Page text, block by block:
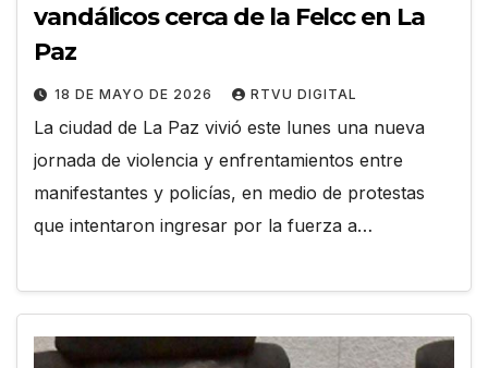
vandálicos cerca de la Felcc en La
Paz
18 DE MAYO DE 2026 RTVU DIGITAL
La ciudad de La Paz vivió este lunes una nueva
jornada de violencia y enfrentamientos entre
manifestantes y policías, en medio de protestas
que intentaron ingresar por la fuerza a…